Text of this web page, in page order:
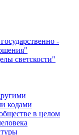
-
светскости"
кодами
в целом